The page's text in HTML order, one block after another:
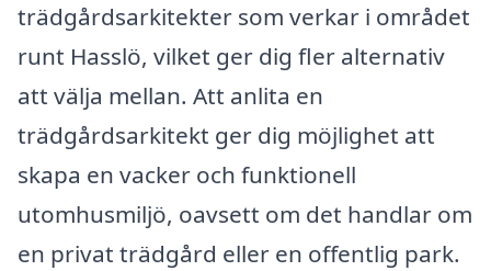
trädgårdsarkitekter som verkar i området
runt Hasslö, vilket ger dig fler alternativ
att välja mellan. Att anlita en
trädgårdsarkitekt ger dig möjlighet att
skapa en vacker och funktionell
utomhusmiljö, oavsett om det handlar om
en privat trädgård eller en offentlig park.